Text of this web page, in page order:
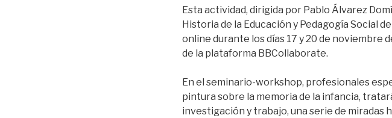
Esta actividad, dirigida por Pablo Álvarez
Historia de la Educación y Pedagogía Social
online durante los días 17 y 20 de noviembre
de la plataforma BBCollaborate.
En el seminario-workshop, profesionales
pintura sobre la memoria de la infancia,
investigación y trabajo, una serie de